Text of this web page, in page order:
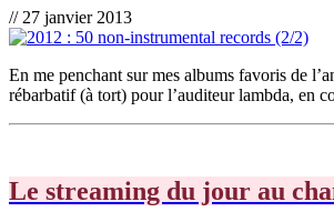
// 27 janvier 2013
En me penchant sur mes albums favoris de
rébarbatif (à tort) pour l’auditeur lambda, en
Le streaming du jour au